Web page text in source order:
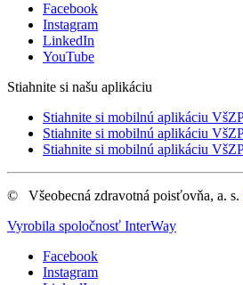
Facebook
Instagram
LinkedIn
YouTube
Stiahnite si našu aplikáciu
Stiahnite si mobilnú aplikáciu
Stiahnite si mobilnú aplikáciu
Stiahnite si mobilnú aplikáciu
© Všeobecná zdravotná poisťovňa, a. s.
Vyrobila spoločnosť InterWay
Facebook
Instagram